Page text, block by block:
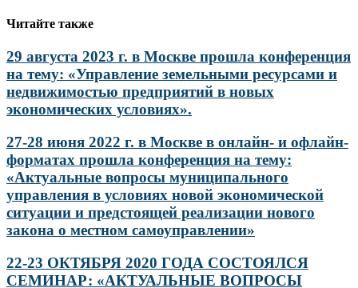
Читайте также
29 августа 2023 г. в Москве прошла конференция
на тему: «Управление земельными ресурсами и
недвижимостью предприятий в новых
экономических условиях».
27-28 июня 2022 г. в Москве в онлайн- и офлайн-
форматах прошла конференция на тему:
«Актуальные вопросы муниципального
управления в условиях новой экономической
ситуации и предстоящей реализации нового
закона о местном самоуправлении»
22-23 ОКТЯБРЯ 2020 ГОДА СОСТОЯЛСЯ
СЕМИНАР: «АКТУАЛЬНЫЕ ВОПРОСЫ